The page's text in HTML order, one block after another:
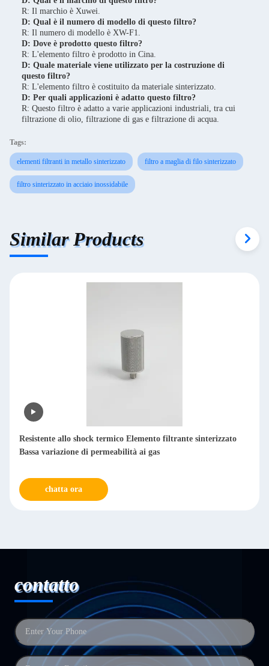
R: Il marchio è Xuwei.
D: Qual è il numero di modello di questo filtro?
R: Il numero di modello è XW-F1.
D: Dove è prodotto questo filtro?
R: L'elemento filtro è prodotto in Cina.
D: Quale materiale viene utilizzato per la costruzione di
questo filtro?
R: L'elemento filtro è costituito da materiale sinterizzato.
D: Per quali applicazioni è adatto questo filtro?
R: Questo filtro è adatto a varie applicazioni industriali, tra cui
filtrazione di olio, filtrazione di gas e filtrazione di acqua.
Tags:
elementi filtranti in metallo sinterizzato filtro a maglia di filo sinterizzato
filtro sinterizzato in acciaio inossidabile
Similar Products
allo shock termico Elemento filtrante sinterizzato
variazione di permeabilità ai gas
chatta ora
Facile
contatto